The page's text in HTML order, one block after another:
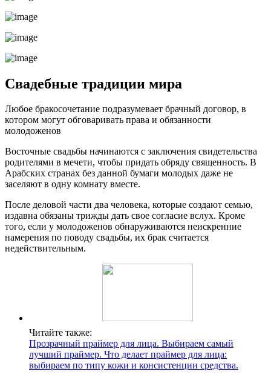
Свадебные традиции мира
Любое бракосочетание подразумевает брачный договор, в
котором могут обговаривать права и обязанности
молодоженов
Восточные свадьбы начинаются с заключения свидетельства
родителями в мечети, чтобы придать обряду священность. В
Арабских странах без данной бумаги молодых даже не
заселяют в одну комнату вместе.
После деловой части два человека, которые создают семью,
издавна обязаны трижды дать свое согласие вслух. Кроме
того, если у молодоженов обнаруживаются неискренние
намерения по поводу свадьбы, их брак считается
недействительным.
Читайте также:
Прозрачный праймер для лица. Выбираем самый
лучший праймер. Что делает праймер для лица:
выбираем по типу кожи и консистенции средства.